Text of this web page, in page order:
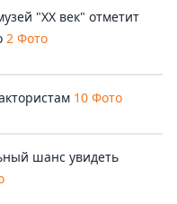
"ХХ век" отметит
2 Фото
10 Фото
шанс увидеть